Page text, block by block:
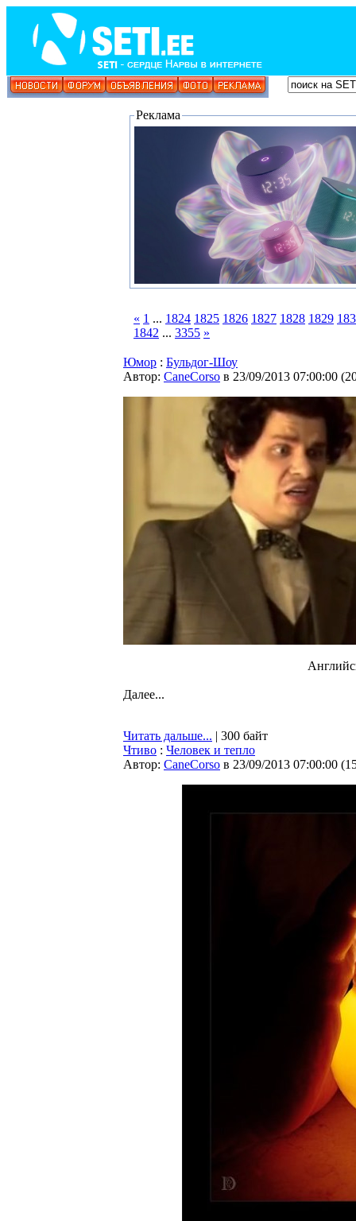
Реклама
« 1 ... 1824 1825 1826 1827 1828 1829
1842 ... 3355 »
Юмор : Бульдог-Шоу
Автор: CaneCorso в 23/09/2013 07:00:00 (
Далее...
Читать дальше... | 300 байт
Чтиво : Человек и тепло
Автор: CaneCorso в 23/09/2013 07:00:00 (